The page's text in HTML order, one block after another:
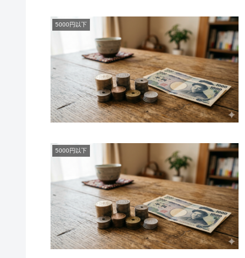
5000円以下
5000円以下